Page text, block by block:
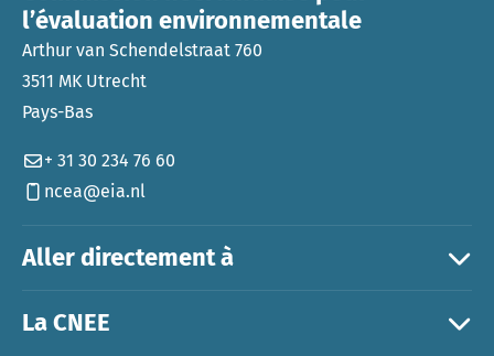
Aller directement à
La CNEE
l’évaluation environnementale
Arthur van Schendelstraat 760
3511 MK Utrecht
Pays-Bas
+ 31 30 234 76 60
ncea@eia.nl